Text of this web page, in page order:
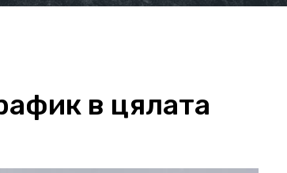
в цялата